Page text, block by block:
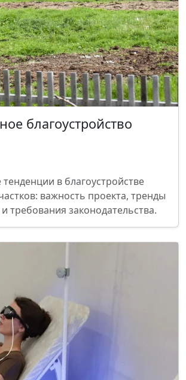
благоустройство
в благоустройстве
важность проекта, тренды
требования законодательства.